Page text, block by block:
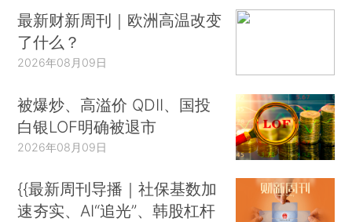
最新财新周刊｜欧洲高温改变
了什么？
2026年08月09日
被爆炒、高溢价 QDII、国投
白银LOF明确被退市
2026年08月09日
{{最新周刊导播｜社保基数加
速夯实、AI“追光”、韩股杠杆